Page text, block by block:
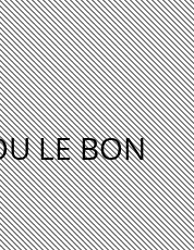
LE BON